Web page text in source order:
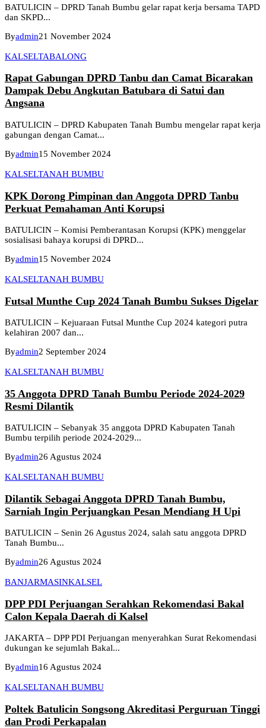
BATULICIN – DPRD Tanah Bumbu gelar rapat kerja bersama TAPD
dan SKPD...
Byadmin21 November 2024
KALSELTABALONG
Rapat Gabungan DPRD Tanbu dan Camat Bicarakan
Dampak Debu Angkutan Batubara di Satui dan
Angsana
BATULICIN – DPRD Kabupaten Tanah Bumbu mengelar rapat kerja
gabungan dengan Camat...
Byadmin15 November 2024
KALSELTANAH BUMBU
KPK Dorong Pimpinan dan Anggota DPRD Tanbu
Perkuat Pemahaman Anti Korupsi
BATULICIN – Komisi Pemberantasan Korupsi (KPK) menggelar
sosialisasi bahaya korupsi di DPRD...
Byadmin15 November 2024
KALSELTANAH BUMBU
Futsal Munthe Cup 2024 Tanah Bumbu Sukses Digelar
BATULICIN – Kejuaraan Futsal Munthe Cup 2024 kategori putra
kelahiran 2007 dan...
Byadmin2 September 2024
KALSELTANAH BUMBU
35 Anggota DPRD Tanah Bumbu Periode 2024-2029
Resmi Dilantik
BATULICIN – Sebanyak 35 anggota DPRD Kabupaten Tanah
Bumbu terpilih periode 2024-2029...
Byadmin26 Agustus 2024
KALSELTANAH BUMBU
Dilantik Sebagai Anggota DPRD Tanah Bumbu,
Sarniah Ingin Perjuangkan Pesan Mendiang H Upi
BATULICIN – Senin 26 Agustus 2024, salah satu anggota DPRD
Tanah Bumbu...
Byadmin26 Agustus 2024
BANJARMASINKALSEL
DPP PDI Perjuangan Serahkan Rekomendasi Bakal
Calon Kepala Daerah di Kalsel
JAKARTA – DPP PDI Perjuangan menyerahkan Surat Rekomendasi
dukungan ke sejumlah Bakal...
Byadmin16 Agustus 2024
KALSELTANAH BUMBU
Poltek Batulicin Songsong Akreditasi Perguruan Tinggi
dan Prodi Perkapalan